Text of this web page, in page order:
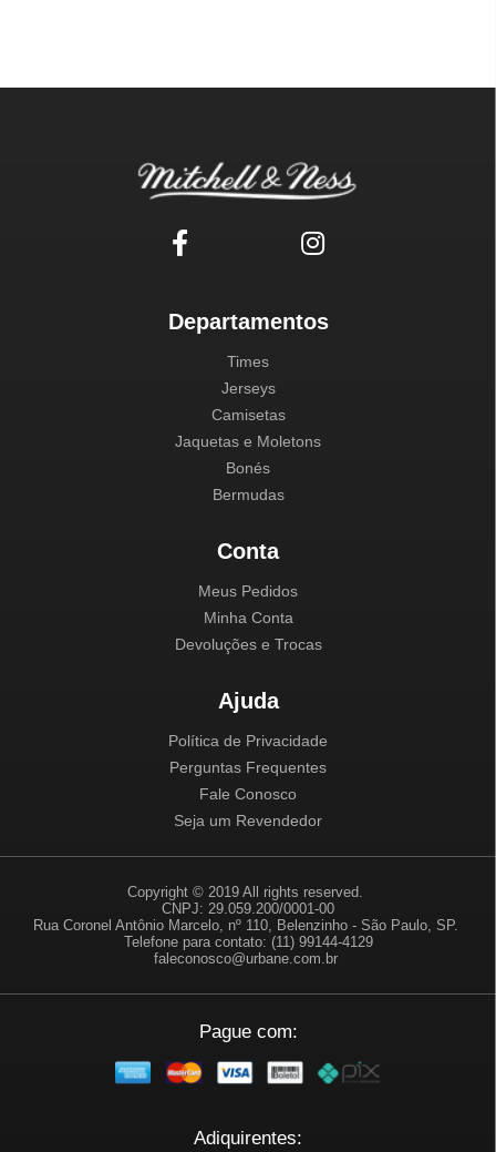
Departamentos
Times
Jerseys
Camisetas
Jaquetas e Moletons
Bonés
Bermudas
Conta
Meus Pedidos
Minha Conta
Devoluções e Trocas
Ajuda
Política de Privacidade
Perguntas Frequentes
Fale Conosco
Seja um Revendedor
Copyright © 2019 All rights reserved.
CNPJ: 29.059.200/0001-00
Rua Coronel Antônio Marcelo, nº 110, Belenzinho - São Paulo, SP.
Telefone para contato: (11) 99144-4129
faleconosco@urbane.com.br
Pague com:
Adiquirentes: